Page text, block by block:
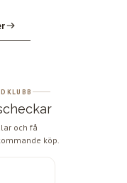
och få
köp.